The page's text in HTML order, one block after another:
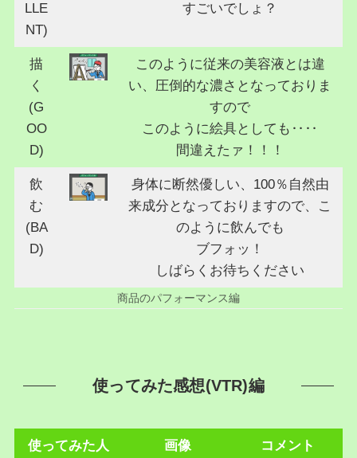
LLE
NT)
すごいでしょ？
描
く
(G
OO
D)
このように従来の美容液とは違
い、圧倒的な濃さとなっておりま
すので
このように絵具としても‥‥
間違えたァ！！！
飲
む
(BA
D)
身体に断然優しい、100％自然由
来成分となっておりますので、こ
のように飲んでも
ブフォッ！
しばらくお待ちください
商品のパフォーマンス編
使ってみた感想(VTR)編
使ってみた人 画像 コメント